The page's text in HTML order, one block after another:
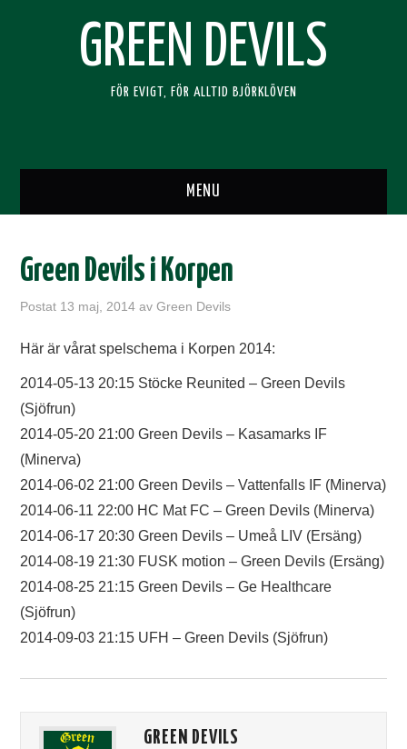
GREEN DEVILS
FÖR EVIGT, FÖR ALLTID BJÖRKLÖVEN
MENU
SUPPORTERKLUBBEN
RESOR
SOUVENIRER
Green Devils i Korpen
Postat 13 maj, 2014 avGreen Devils
Här är vårat spelschema i Korpen 2014:
2014-05-13 20:15 Stöcke Reunited – Green Devils
(Sjöfrun)
2014-05-20 21:00 Green Devils – Kasamarks IF
(Minerva)
2014-06-02 21:00 Green Devils – Vattenfalls IF (Minerva)
2014-06-11 22:00 HC Mat FC – Green Devils (Minerva)
2014-06-17 20:30 Green Devils – Umeå LIV (Ersäng)
2014-08-19 21:30 FUSK motion – Green Devils (Ersäng)
2014-08-25 21:15 Green Devils – Ge Healthcare
(Sjöfrun)
2014-09-03 21:15 UFH – Green Devils (Sjöfrun)
GREEN DEVILS